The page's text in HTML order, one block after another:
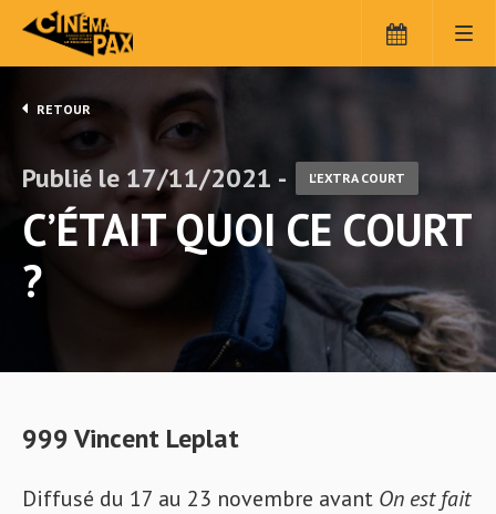
RETOUR
Publié le 17/11/2021 - L'EXTRA COURT
C’ÉTAIT QUOI CE COURT
?
999 Vincent Leplat
Diffusé du 17 au 23 novembre avant On est fait